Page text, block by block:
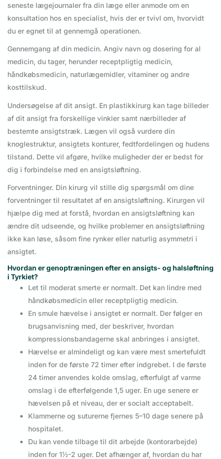
seneste lægejournaler fra din læge eller anmode om en
konsultation hos en specialist, hvis der er tvivl om, hvorvidt
du er egnet til at gennemgå operationen.
Gennemgang af din medicin. Angiv navn og dosering for al
medicin, du tager, herunder receptpligtig medicin,
håndkøbsmedicin, naturlægemidler, vitaminer og andre
kosttilskud.
Undersøgelse af dit ansigt. En plastikkirurg kan tage billeder
af dit ansigt fra forskellige vinkler samt nærbilleder af
bestemte ansigtstræk. Lægen vil også vurdere din
knoglestruktur, ansigtets konturer, fedtfordelingen og hudens
tilstand. Dette vil afgøre, hvilke muligheder der er bedst for
dig i forbindelse med en ansigtsløftning.
Forventninger. Din kirurg vil stille dig spørgsmål om dine
forventninger til resultatet af en ansigtsløftning. Kirurgen vil
hjælpe dig med at forstå, hvordan en ansigtsløftning kan
ændre dit udseende, og hvilke problemer en ansigtsløftning
ikke kan løse, såsom fine rynker eller naturlig asymmetri i
ansigtet.
Hvordan er genoptræningen efter en ansigts- og halsløftning
i Tyrkiet?
Let til moderat smerte er normalt. Det kan lindre med
håndkøbsmedicin eller receptpligtig medicin.
En smule hævelse i ansigtet er normalt. Der følger en
brugsanvisning med, der beskriver, hvordan
kompressionsbandagerne skal anbringes i ansigtet.
Hævelse er almindeligt og kan være mest smertefuldt
inden for de første 72 timer efter indgrebet. I de første
24 timer anvendes kolde omslag, efterfulgt af varme
omslag i de efterfølgende 1,5 uger. En uge senere er
hævelsen på et niveau, der er socialt acceptabelt.
Klammerne og suturerne fjernes 5–10 dage senere på
hospitalet.
Du kan vende tilbage til dit arbejde (kontorarbejde)
inden for 1½-2 uger. Det afhænger af, hvordan du har